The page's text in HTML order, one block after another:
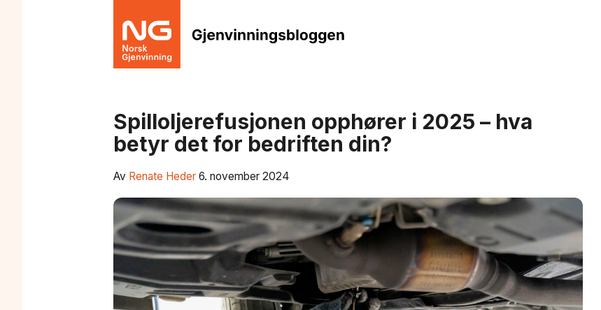
Spilloljerefusjonen opphører i 2025 – hva
betyr det for bedriften din?
Av Renate Heder 6. november 2024